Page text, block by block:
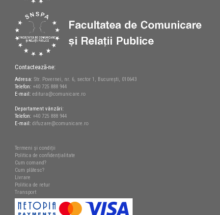
Contactează-ne:
Adresa: Str. Povernei, nr. 6, sector 1, București, 010643
Telefon: +40 725 888 944
E-mail: editura@comunicare.ro
Departament vânzări:
Telefon: +40 725 888 944
E-mail: difuzare@comunicare.ro
Termeni și condiții
Politica de confidențialitate
Cum comand?
Cum plătesc?
Livrare
Politica de retur
Transport